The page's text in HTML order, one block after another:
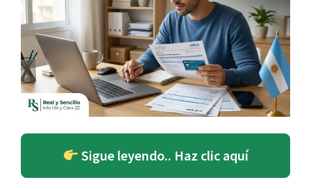
Sigue leyendo.. Haz clic aquí